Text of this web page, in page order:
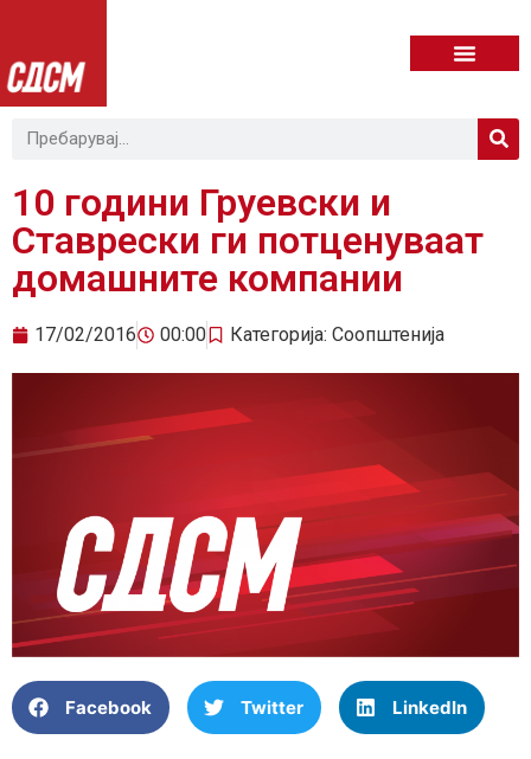
10 години Груевски и
Ставрески ги потценуваат
домашните компании
17/02/2016 00:00 Категорија: Соопштенија
Facebook Twitter LinkedIn